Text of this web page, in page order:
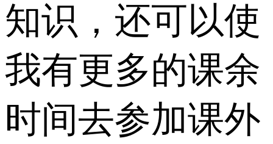
知识，还可以使
我有更多的课余
时间去参加课外